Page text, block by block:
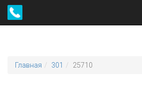
Главная 301 25710